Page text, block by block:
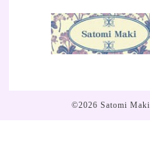
©2026 Satomi Maki